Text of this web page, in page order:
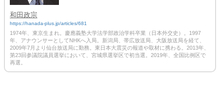
和田政宗
https://hanada-plus.jp/articles/681
1974年、東京生まれ。慶應義塾大学法学部政治学科卒業（日本外交史）。1997
年、アナウンサーとしてNHKへ入局。新潟局、帯広放送局、大阪放送局を経て、
2009年7月より仙台放送局に勤務。東日本大震災の報道や取材に携わる。2013年、
第23回参議院議員選挙において、宮城県選挙区で初当選。2019年、全国比例区で
再選。